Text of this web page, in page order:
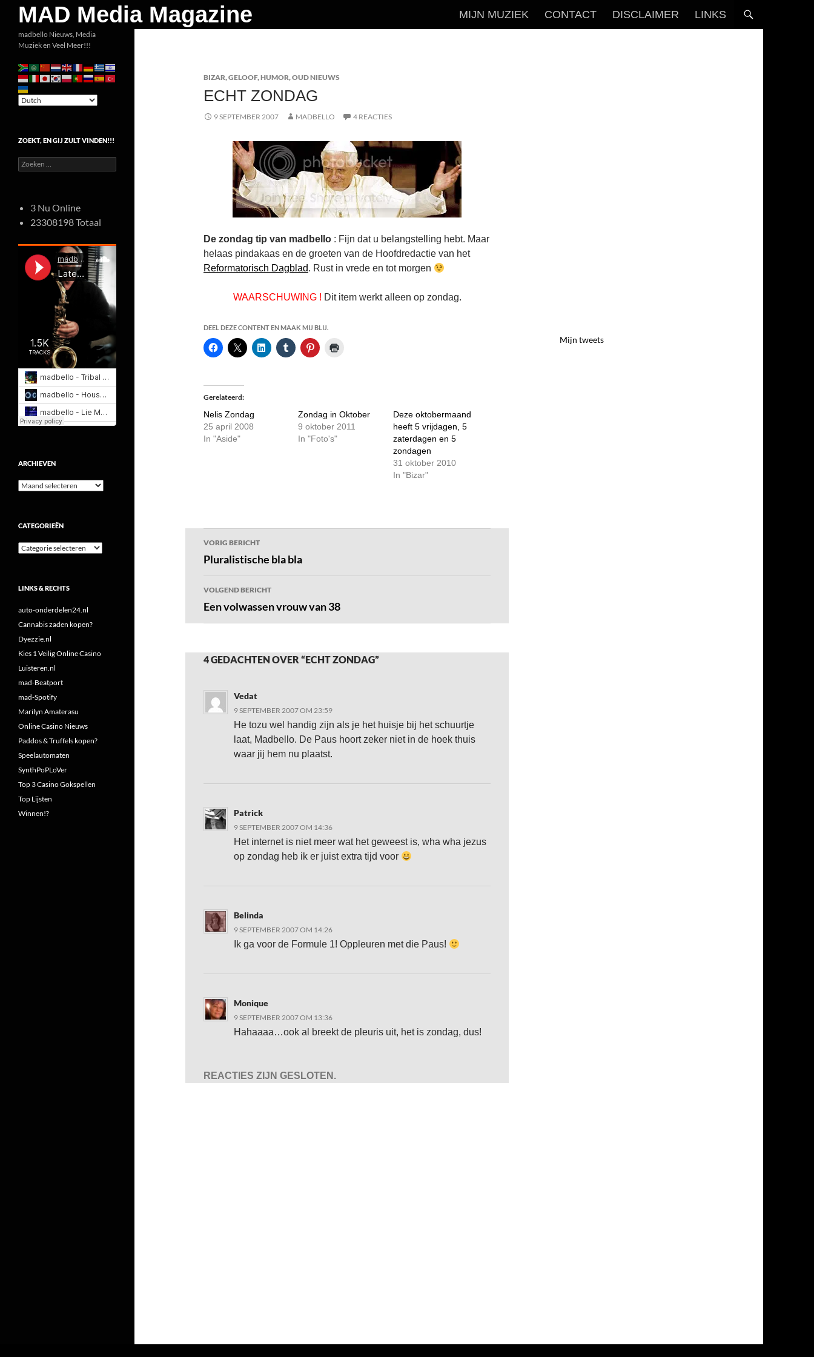
inhoud
MAD Media Magazine
Zoeken
MIJN MUZIEK CONTACT DISCLAIMER LINKS
BIZAR,GELOOF,HUMOR,OUD NIEUWS
ECHT ZONDAG
9 SEPTEMBER 2007 MADBELLO 4 REACTIES
De zondag tip van madbello : Fijn dat u belangstelling hebt. Maar
helaas pindakaas en de groeten van de Hoofdredactie van het
Reformatorisch Dagblad. Rust in vrede en tot morgen
WAARSCHUWING ! Dit item werkt alleen op zondag.
DEEL DEZE CONTENT EN MAAK MIJ BLIJ.
Gerelateerd
Nelis Zondag
25 april 2008
In "Aside"
Zondag in Oktober
9 oktober 2011
In "Foto's"
Deze oktobermaand
heeft 5 vrijdagen, 5
zaterdagen en 5
zondagen
31 oktober 2010
In "Bizar"
Bericht
navigatie
VORIG BERICHT
Pluralistische bla bla
VOLGEND BERICHT
Een volwassen vrouw van 38
4 GEDACHTEN OVER “ECHT ZONDAG”
Vedat
9 SEPTEMBER 2007 OM 23:59
He tozu wel handig zijn als je het huisje bij het schuurtje
laat, Madbello. De Paus hoort zeker niet in de hoek thuis
waar jij hem nu plaatst.
Patrick
9 SEPTEMBER 2007 OM 14:36
Het internet is niet meer wat het geweest is, wha wha jezus
op zondag heb ik er juist extra tijd voor
Belinda
9 SEPTEMBER 2007 OM 14:26
Ik ga voor de Formule 1! Oppleuren met die Paus!
Monique
9 SEPTEMBER 2007 OM 13:36
Hahaaaa…ook al breekt de pleuris uit, het is zondag, dus!
REACTIES ZIJN GESLOTEN.
Mijn tweets
madbello Nieuws, Media
Muziek en Veel Meer!!!
ZOEKT, EN GIJ ZULT VINDEN!!!
Zoeken
naar:
3 Nu Online
23308198 Totaal
ARCHIEVEN
Archieven
CATEGORIEËN
Categorieën
LINKS & RECHTS
auto-onderdelen24.nl
Cannabis zaden kopen?
Dyezzie.nl
Kies 1 Veilig Online Casino
Luisteren.nl
mad-Beatport
mad-Spotify
Marilyn Amaterasu
Online Casino Nieuws
Paddos & Truffels kopen?
Speelautomaten
SynthPoPLoVer
Top 3 Casino Gokspellen
Top Lijsten
Winnen!?